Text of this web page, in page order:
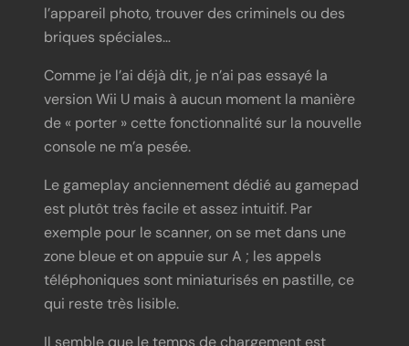
l’appareil photo, trouver des criminels ou des
briques spéciales…
Comme je l’ai déjà dit, je n’ai pas essayé la
version Wii U mais à aucun moment la manière
de « porter » cette fonctionnalité sur la nouvelle
console ne m’a pesée.
Le gameplay anciennement dédié au gamepad
est plutôt très facile et assez intuitif. Par
exemple pour le scanner, on se met dans une
zone bleue et on appuie sur A ; les appels
téléphoniques sont miniaturisés en pastille, ce
qui reste très lisible.
Il semble que le temps de chargement est